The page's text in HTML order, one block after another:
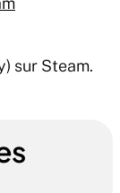
sur Steam.